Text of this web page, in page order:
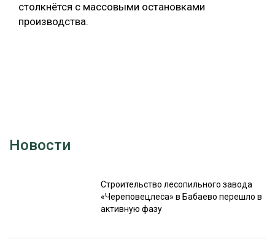
столкнётся с массовыми остановками
производства.
Новости
Строительство лесопильного завода
«Череповецлеса» в Бабаево перешло в
активную фазу